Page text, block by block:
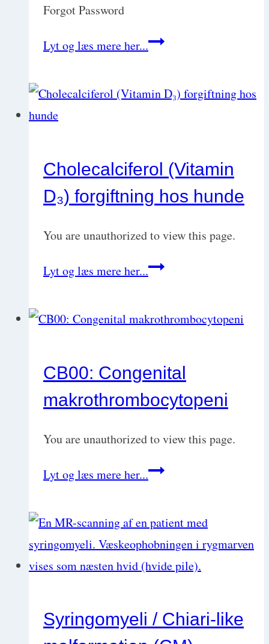
Forgot Password
Lyt og læs mere her...Benign
(BPH)
Cholecalciferol (Vitamin
D₃) forgiftning hos hunde
You are unauthorized to view this page.
Lyt og læs mere her...Cholecalciferol
D₃)
hunde
CB00: Congenital
makrothrombocytopeni
You are unauthorized to view this page.
Lyt og læs mere her...CB00:
makrothrombocytopeni
Syringomyeli / Chiari-like